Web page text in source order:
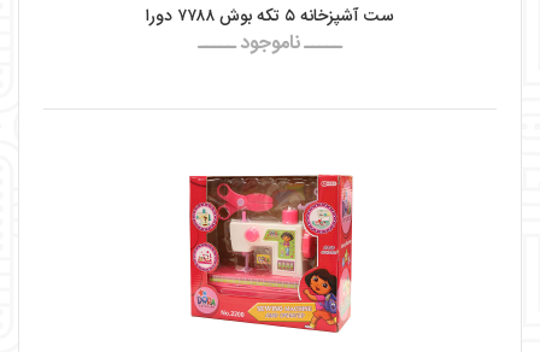
ست آشپزخانه ۵ تکه بوش ۷۷۸۸ دورا
ـــــ ناموجود ـــــ